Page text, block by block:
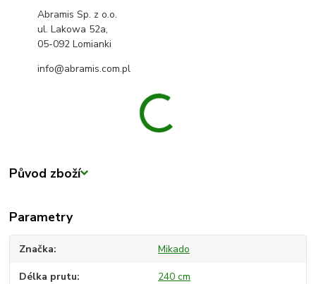
Abramis Sp. z o.o.
ul. Lakowa 52a,
05-092 Lomianki
info@abramis.com.pl
Původ zboží
Parametry
Značka Mikado
Délka prutu 240 cm